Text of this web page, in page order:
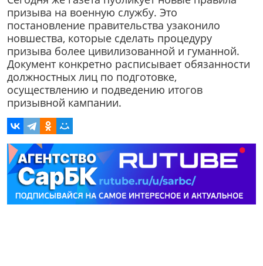
призыва на военную службу. Это
постановление правительства узаконило
новшества, которые сделать процедуру
призыва более цивилизованной и гуманной.
Документ конкретно расписывает обязанности
должностных лиц по подготовке,
осуществлению и подведению итогов
призывной кампании.